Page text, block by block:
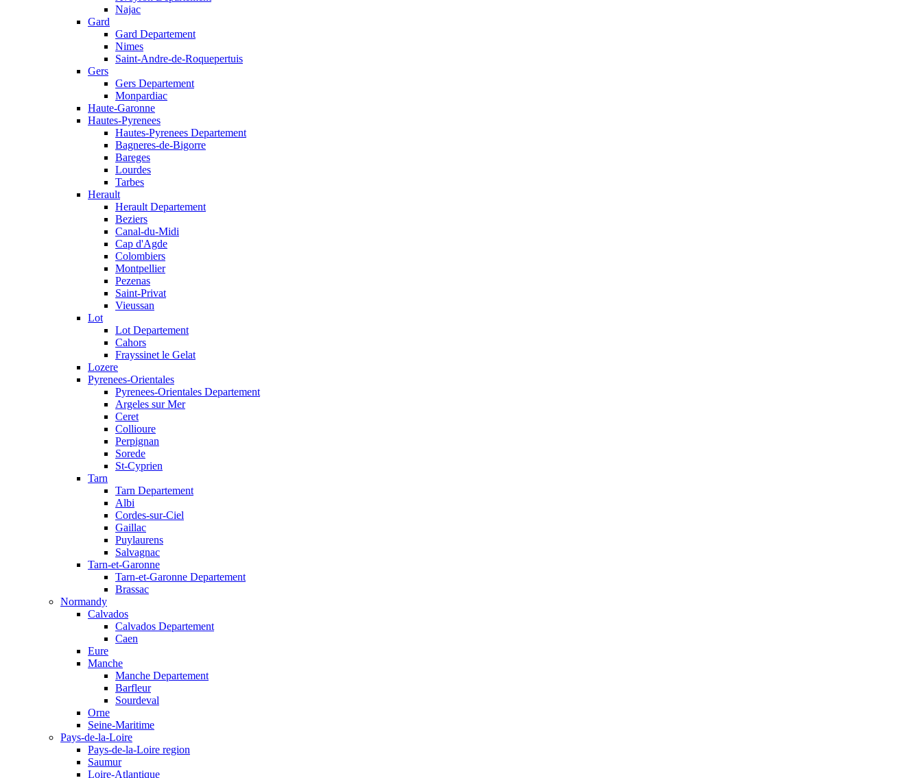
Najac
Gard
Gard Departement
Nimes
Saint-Andre-de-Roquepertuis
Gers
Gers Departement
Monpardiac
Haute-Garonne
Hautes-Pyrenees
Hautes-Pyrenees Departement
Bagneres-de-Bigorre
Bareges
Lourdes
Tarbes
Herault
Herault Departement
Beziers
Canal-du-Midi
Cap d'Agde
Colombiers
Montpellier
Pezenas
Saint-Privat
Vieussan
Lot
Lot Departement
Cahors
Frayssinet le Gelat
Lozere
Pyrenees-Orientales
Pyrenees-Orientales Departement
Argeles sur Mer
Ceret
Collioure
Perpignan
Sorede
St-Cyprien
Tarn
Tarn Departement
Albi
Cordes-sur-Ciel
Gaillac
Puylaurens
Salvagnac
Tarn-et-Garonne
Tarn-et-Garonne Departement
Brassac
Normandy
Calvados
Calvados Departement
Caen
Eure
Manche
Manche Departement
Barfleur
Sourdeval
Orne
Seine-Maritime
Pays-de-la-Loire
Pays-de-la-Loire region
Saumur
Loire-Atlantique